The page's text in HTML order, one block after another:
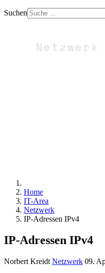
Suchen
Netzwerk
Home
IT-Area
Netzwerk
IP-Adressen IPv4
IP-Adressen IPv4
Norbert Kreidt Netzwerk 09.